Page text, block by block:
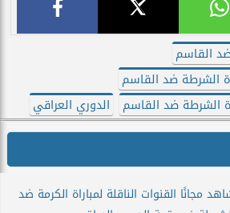
القاسم
الشرطة ضد القاسم
الشرطة ضد القاسم
الدوري العراقي
مجانًا القنوات الناقلة لمباراة الكرمة ضد